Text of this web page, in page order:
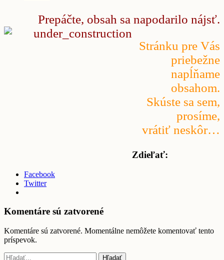
Prepáčte, obsah sa napodarilo nájsť.
Stránku pre Vás
priebežne
napĺňame
obsahom.
Skúste sa sem,
prosíme,
vrátiť neskôr…
Zdieľať:
Facebook
Twitter
Komentáre sú zatvorené
Komentáre sú zatvorené. Momentálne nemôžete komentovať tento
príspevok.